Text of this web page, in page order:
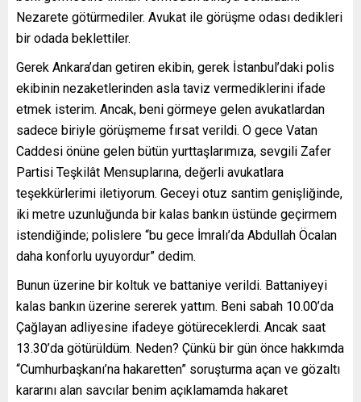
Nezarete götürmediler. Avukat ile görüşme odası dedikleri
bir odada beklettiler.
Gerek Ankara’dan getiren ekibin, gerek İstanbul’daki polis
ekibinin nezaketlerinden asla taviz vermediklerini ifade
etmek isterim. Ancak, beni görmeye gelen avukatlardan
sadece biriyle görüşmeme fırsat verildi. O gece Vatan
Caddesi önüne gelen bütün yurttaşlarımıza, sevgili Zafer
Partisi Teşkilât Mensuplarına, değerli avukatlara
teşekkürlerimi iletiyorum. Geceyi otuz santim genişliğinde,
iki metre uzunluğunda bir kalas bankın üstünde geçirmem
istendiğinde; polislere “bu gece İmralı’da Abdullah Öcalan
daha konforlu uyuyordur” dedim.
Bunun üzerine bir koltuk ve battaniye verildi. Battaniyeyi
kalas bankın üzerine sererek yattım. Beni sabah 10.00’da
Çağlayan adliyesine ifadeye götüreceklerdi. Ancak saat
13.30’da götürüldüm. Neden? Çünkü bir gün önce hakkımda
“Cumhurbaşkanı’na hakaretten” soruşturma açan ve gözaltı
kararını alan savcılar benim açıklamamda hakaret